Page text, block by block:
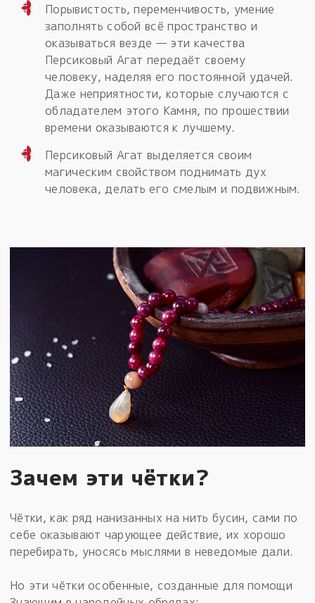
Порывистость, переменчивость, умение
заполнять собой всё пространство и
оказываться везде — эти качества
Персиковый Агат передаёт своему
человеку, наделяя его постоянной удачей.
Даже неприятности, которые случаются с
обладателем этого Камня, по прошествии
времени оказываются к лучшему.
Персиковый Агат выделяется своим
магическим свойством поднимать дух
человека, делать его смелым и подвижным.
Зачем эти чётки?
Чётки, как ряд нанизанных на нить бусин, сами по
себе оказывают чарующее действие, их хорошо
перебирать, уносясь мыслями в неведомые дали.
Но эти чётки особенные, созданные для помощи